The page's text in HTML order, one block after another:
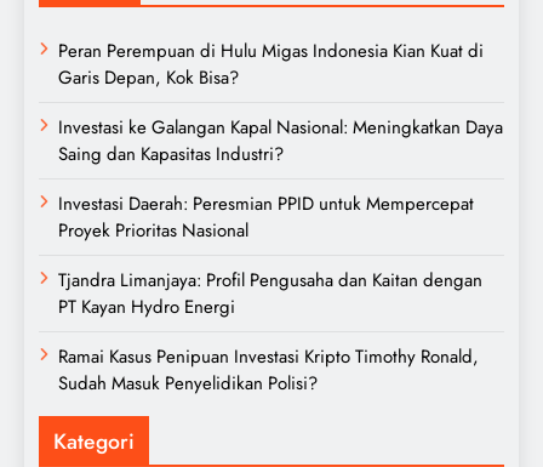
Peran Perempuan di Hulu Migas Indonesia Kian Kuat di
Garis Depan, Kok Bisa?
Investasi ke Galangan Kapal Nasional: Meningkatkan Daya
Saing dan Kapasitas Industri?
Investasi Daerah: Peresmian PPID untuk Mempercepat
Proyek Prioritas Nasional
Tjandra Limanjaya: Profil Pengusaha dan Kaitan dengan
PT Kayan Hydro Energi
Ramai Kasus Penipuan Investasi Kripto Timothy Ronald,
Sudah Masuk Penyelidikan Polisi?
Kategori